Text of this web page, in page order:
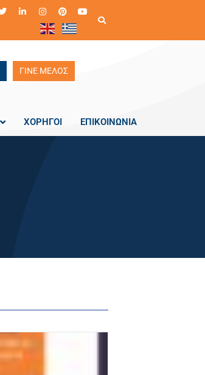
ΓΙΝΕ ΜΕΛΟΣ
ΧΟΡΗΓΟΙ ΕΠΙΚΟΙΝΩΝΙΑ